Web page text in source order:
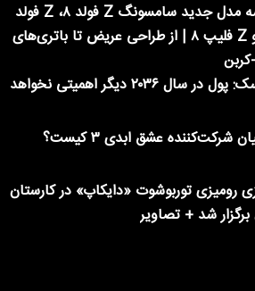
معرفی سه مدل جدید سامسونگ Z فولد ۸، Z فولد
۸ اولترا و Z فلیپ ۸ | از طراحی عریض تا باتری‌های
ایلان ماسک: پول در سال ۲۰۳۶ دیگر اهمیتی نخواهد
شرکت‌کننده عشق ابدی ۳ کیست؟
رومیزی توربوشوت «دایکاپ» در کارستان
برگزار شد + تصاویر